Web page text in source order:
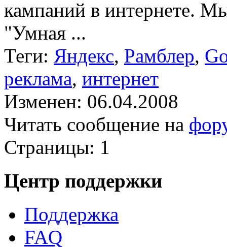
кампаний в интернете.
"Умная ...
Теги: Яндекс, Рамблер,
реклама, интернет
Изменен: 06.04.2008
Читать сообщение на
Страницы: 1
Центр поддержки
Поддержка
FAQ